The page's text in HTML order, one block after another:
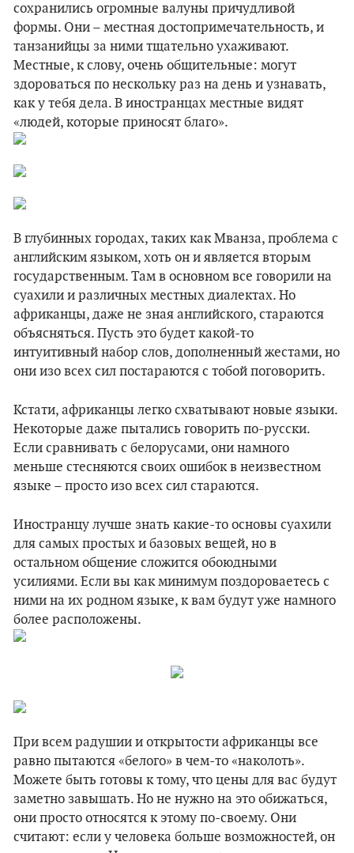
сохранились огромные валуны причудливой
формы. Они – местная достопримечательность, и
танзанийцы за ними тщательно ухаживают.
Местные, к слову, очень общительные: могут
здороваться по нескольку раз на день и узнавать,
как у тебя дела. В иностранцах местные видят
«людей, которые приносят благо».
В глубинных городах, таких как Мванза, проблема с
английским языком, хоть он и является вторым
государственным. Там в основном все говорили на
суахили и различных местных диалектах. Но
африканцы, даже не зная английского, стараются
объясняться. Пусть это будет какой-то
интуитивный набор слов, дополненный жестами, но
они изо всех сил постараются с тобой поговорить.
Кстати, африканцы легко схватывают новые языки.
Некоторые даже пытались говорить по-русски.
Если сравнивать с белорусами, они намного
меньше стесняются своих ошибок в неизвестном
языке – просто изо всех сил стараются.
Иностранцу лучше знать какие-то основы суахили
для самых простых и базовых вещей, но в
остальном общение сложится обоюдными
усилиями. Если вы как минимум поздороваетесь с
ними на их родном языке, к вам будут уже намного
более расположены.
При всем радушии и открытости африканцы все
равно пытаются «белого» в чем-то «наколоть».
Можете быть готовы к тому, что цены для вас будут
заметно завышать. Но не нужно на это обижаться,
они просто относятся к этому по-своему. Они
считают: если у человека больше возможностей, он